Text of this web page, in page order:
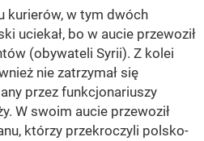
kurierów, w tym dwóch
uciekał, bo w aucie przewoził
(obywateli Syrii). Z kolei
nie zatrzymał się
przez funkcjonariuszy
W swoim aucie przewoził
którzy przekroczyli polsko-